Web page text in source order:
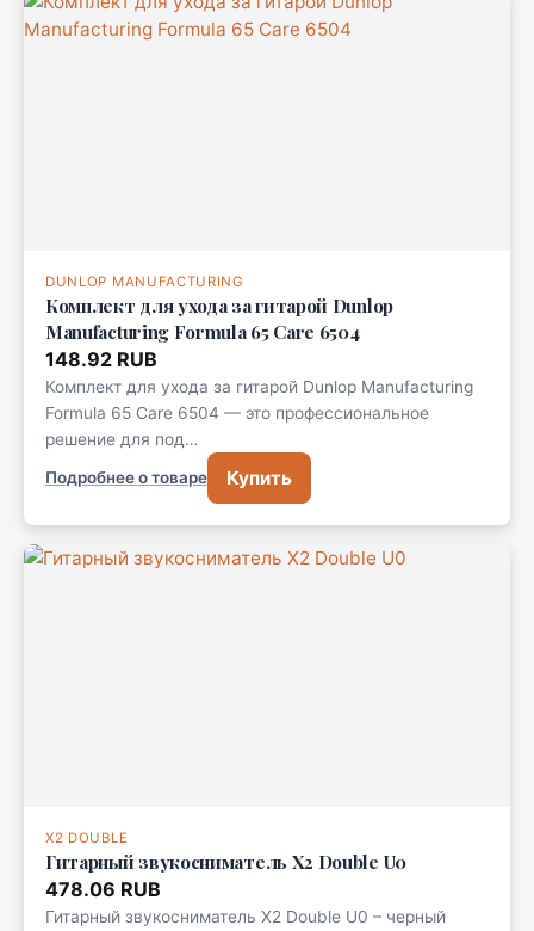
DUNLOP MANUFACTURING
Комплект для ухода за гитарой Dunlop
Manufacturing Formula 65 Care 6504
148.92 RUB
Комплект для ухода за гитарой Dunlop Manufacturing
Formula 65 Care 6504 — это профессиональное
решение для под…
Подробнее о товаре Купить
X2 DOUBLE
Гитарный звукосниматель X2 Double U0
478.06 RUB
Гитарный звукосниматель X2 Double U0 – черный